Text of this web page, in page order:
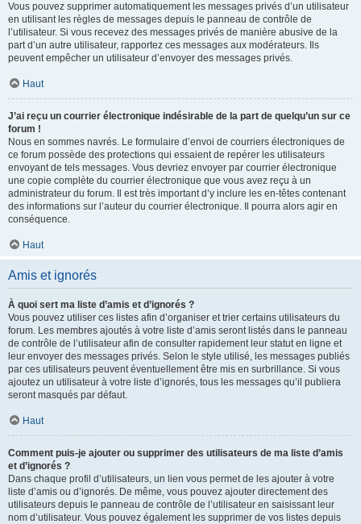
Vous pouvez supprimer automatiquement les messages privés d’un utilisateur
en utilisant les règles de messages depuis le panneau de contrôle de
l’utilisateur. Si vous recevez des messages privés de manière abusive de la
part d’un autre utilisateur, rapportez ces messages aux modérateurs. Ils
peuvent empêcher un utilisateur d’envoyer des messages privés.
Haut
J’ai reçu un courrier électronique indésirable de la part de quelqu’un sur ce
forum !
Nous en sommes navrés. Le formulaire d’envoi de courriers électroniques de
ce forum possède des protections qui essaient de repérer les utilisateurs
envoyant de tels messages. Vous devriez envoyer par courrier électronique
une copie complète du courrier électronique que vous avez reçu à un
administrateur du forum. Il est très important d’y inclure les en-têtes contenant
des informations sur l’auteur du courrier électronique. Il pourra alors agir en
conséquence.
Haut
Amis et ignorés
À quoi sert ma liste d’amis et d’ignorés ?
Vous pouvez utiliser ces listes afin d’organiser et trier certains utilisateurs du
forum. Les membres ajoutés à votre liste d’amis seront listés dans le panneau
de contrôle de l’utilisateur afin de consulter rapidement leur statut en ligne et
leur envoyer des messages privés. Selon le style utilisé, les messages publiés
par ces utilisateurs peuvent éventuellement être mis en surbrillance. Si vous
ajoutez un utilisateur à votre liste d’ignorés, tous les messages qu’il publiera
seront masqués par défaut.
Haut
Comment puis-je ajouter ou supprimer des utilisateurs de ma liste d’amis
et d’ignorés ?
Dans chaque profil d’utilisateurs, un lien vous permet de les ajouter à votre
liste d’amis ou d’ignorés. De même, vous pouvez ajouter directement des
utilisateurs depuis le panneau de contrôle de l’utilisateur en saisissant leur
nom d’utilisateur. Vous pouvez également les supprimer de vos listes depuis